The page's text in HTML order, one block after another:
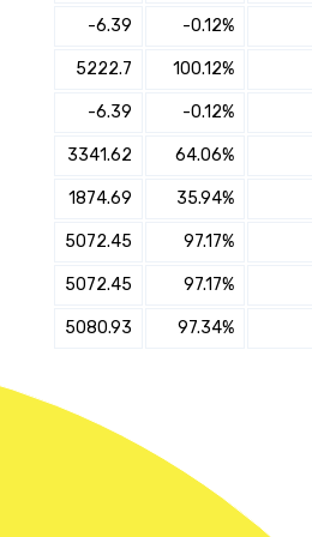
-0.12%
-6.39
100.12%
5222.7
-0.12%
-6.39
64.06%
3341.62
35.94%
1874.69
97.17%
5072.45
97.17%
5072.45
97.34%
5080.93